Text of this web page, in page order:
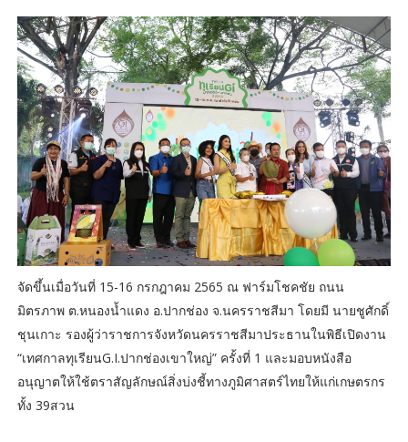
จัดขึ้นเมื่อวันที่ 15-16 กรกฎาคม 2565 ณ ฟาร์มโชคชัย ถนน
มิตรภาพ ต.หนองน้ำแดง อ.ปากช่อง จ.นครราชสีมา โดยมี นายชูศักดิ์
ชุนเกาะ รองผู้ว่าราชการจังหวัดนครราชสีมาประธานในพิธีเปิดงาน
“เทศกาลทุเรียนG.I.ปากช่องเขาใหญ่” ครั้งที่ 1 และมอบหนังสือ
อนุญาตให้ใช้ตราสัญลักษณ์สิ่งบ่งชี้ทางภูมิศาสตร์ไทยให้แก่เกษตรกร
ทั้ง 39สวน